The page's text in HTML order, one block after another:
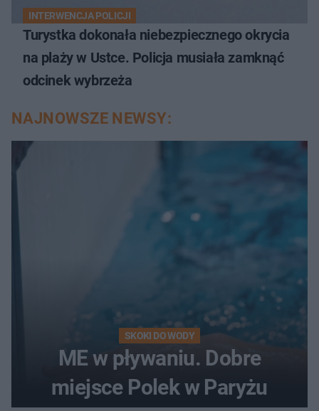
INTERWENCJA POLICJI
Turystka dokonała niebezpiecznego okrycia
na plaży w Ustce. Policja musiała zamknąć
odcinek wybrzeża
NAJNOWSZE NEWSY:
SKOKI DO WODY
ME w pływaniu. Dobre
miejsce Polek w Paryżu